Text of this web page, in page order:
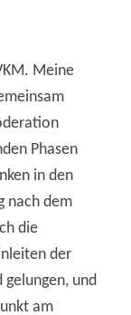
Meine
Phasen
in den
nach dem
die
der
gelungen, und
am